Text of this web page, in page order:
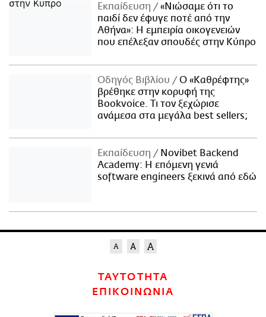
Εκπαίδευση
«Νιώσαμε ότι το
παιδί δεν έφυγε ποτέ από την
Αθήνα»: Η εμπειρία οικογενειών
που επέλεξαν σπουδές στην Κύπρο
Οδηγός Βιβλίου
Ο «Καθρέφτης»
βρέθηκε στην κορυφή της
Bookvoice. Τι τον ξεχώρισε
ανάμεσα στα μεγάλα best sellers;
Εκπαίδευση
Novibet Backend
Academy: Η επόμενη γενιά
software engineers ξεκινά από εδώ
ΤΑΥΤΟΤΗΤΑ
ΕΠΙΚΟΙΝΩΝΙΑ